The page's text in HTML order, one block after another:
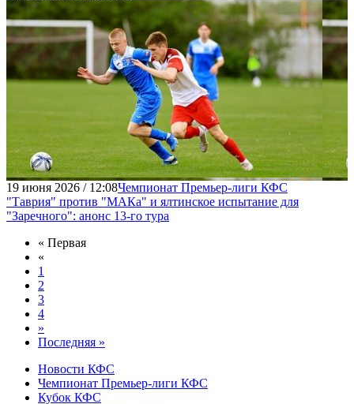
19 июня 2026 / 12:08Чемпионат Премьер-лиги КФС
"Таврия" против "МАКа" и ялтинское испытание для
"Заречного": анонс 13-го тура
« Первая
«
1
2
3
4
»
Последняя »
Новости КФС
Чемпионат Премьер-лиги КФС
Кубок КФС